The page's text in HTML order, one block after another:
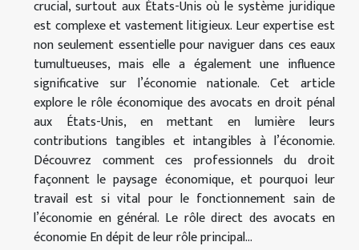
crucial, surtout aux États-Unis où le système juridique
est complexe et vastement litigieux. Leur expertise est
non seulement essentielle pour naviguer dans ces eaux
tumultueuses, mais elle a également une influence
significative sur l’économie nationale. Cet article
explore le rôle économique des avocats en droit pénal
aux États-Unis, en mettant en lumière leurs
contributions tangibles et intangibles à l’économie.
Découvrez comment ces professionnels du droit
façonnent le paysage économique, et pourquoi leur
travail est si vital pour le fonctionnement sain de
l’économie en général. Le rôle direct des avocats en
économie En dépit de leur rôle principal...